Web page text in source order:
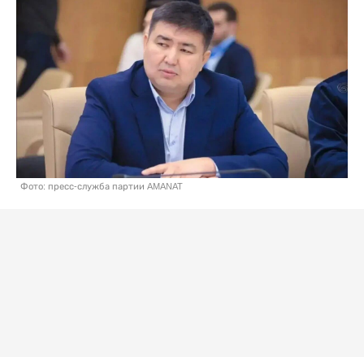
Фото: пресс-служба партии AMANAT